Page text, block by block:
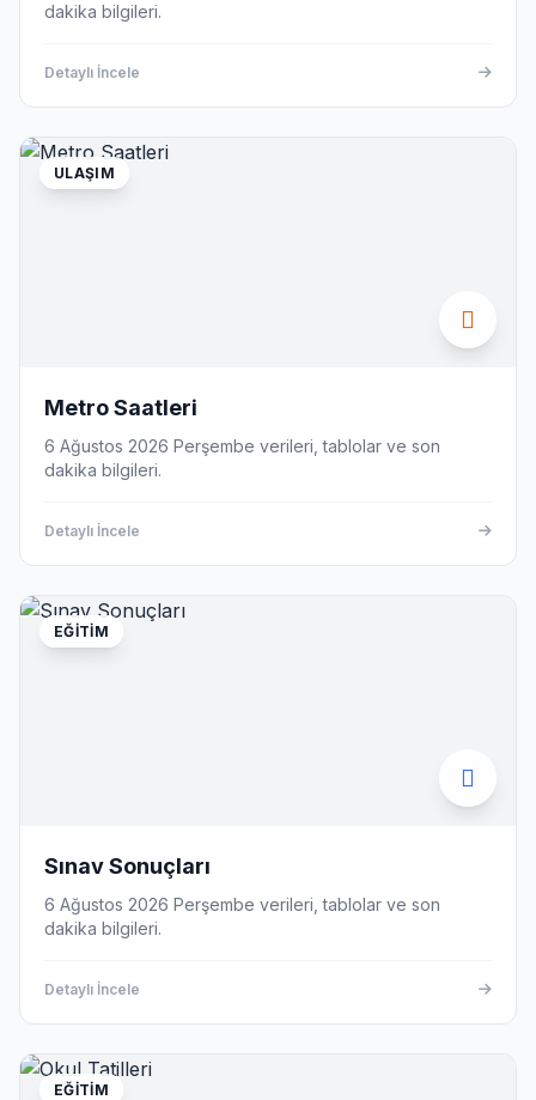
dakika bilgileri.
Detaylı İncele
ULAŞIM
Metro Saatleri
6 Ağustos 2026 Perşembe verileri, tablolar ve son
dakika bilgileri.
Detaylı İncele
EĞITIM
Sınav Sonuçları
6 Ağustos 2026 Perşembe verileri, tablolar ve son
dakika bilgileri.
Detaylı İncele
EĞITIM